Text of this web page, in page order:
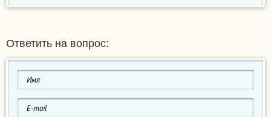
Ответить на вопрос: